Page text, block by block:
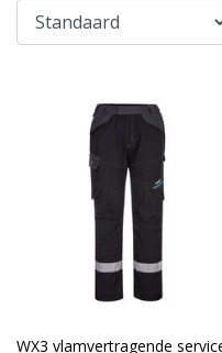
WX3 vlamvertragende